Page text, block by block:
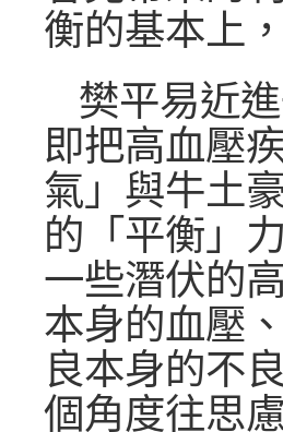
衡的基本上
樊平易近
即把高血壓
氣」與牛土
的「平衡」
一些潛伏的
本身的血壓
良本身的不
個角度往思